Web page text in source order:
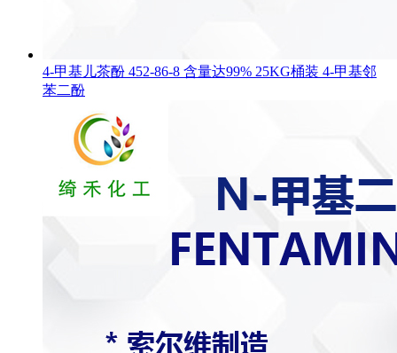
4-甲基儿茶酚 452-86-8 含量达99% 25KG桶装 4-甲基邻
苯二酚